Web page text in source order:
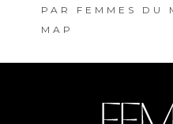
PAR FEMMES DU
MAP